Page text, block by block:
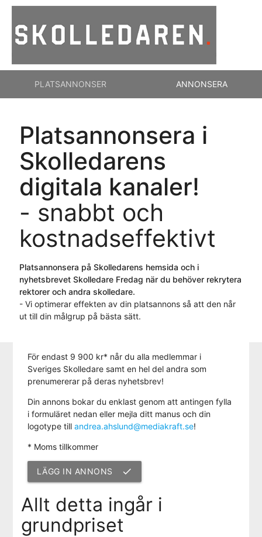
PLATSANNONSER ANNONSERA
Platsannonsera i
Skolledarens
digitala kanaler!
- snabbt och
kostnadseffektivt
Platsannonsera på Skolledarens hemsida och i
nyhetsbrevet Skolledare Fredag när du behöver rekrytera
rektorer och andra skolledare.
- Vi optimerar effekten av din platsannons så att den når
ut till din målgrup på bästa sätt.
För endast 9 900 kr* når du alla medlemmar i
Sveriges Skolledare samt en hel del andra som
prenumererar på deras nyhetsbrev!
Din annons bokar du enklast genom att antingen fylla
i formuläret nedan eller mejla ditt manus och din
logotype till andrea.ahslund@mediakraft.se!
* Moms tillkommer
LÄGG IN ANNONS check
Allt detta ingår i
grundpriset